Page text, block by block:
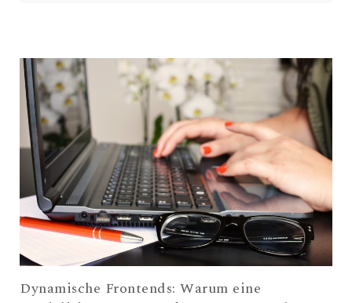
Dynamische Frontends: Warum eine